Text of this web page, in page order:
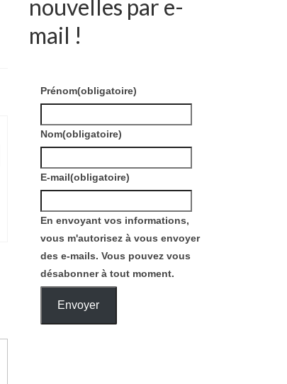
nouvelles par e-
mail !
Prénom(obligatoire)
Nom(obligatoire)
E-mail(obligatoire)
En envoyant vos informations,
vous m'autorisez à vous envoyer
des e-mails. Vous pouvez vous
désabonner à tout moment.
Envoyer